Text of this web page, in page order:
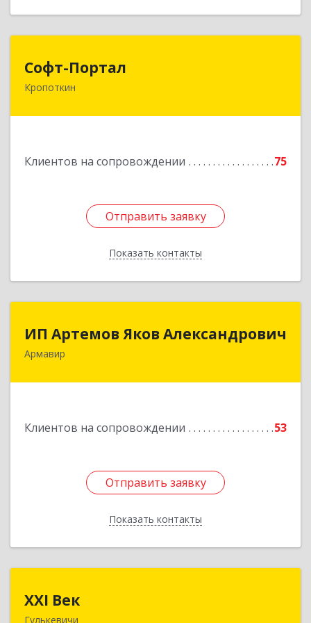
Софт-Портал
Кропоткин
Клиентов на сопровождении 75
Отправить заявку
Показать контакты
352395, Краснодарский край, Кавказский р-н,
Отправить заявку
Назад
ИП Артемов Яков Александрович
Армавир
Клиентов на сопровождении 53
Отправить заявку
Показать контакты
Отправить заявку
Назад
XXI Век
Гулькевичи